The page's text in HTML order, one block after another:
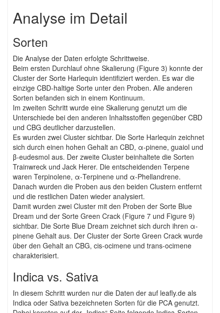
Analyse im Detail
Sorten
Die Analyse der Daten erfolgte Schrittweise.
Beim ersten Durchlauf ohne Skalierung (Figure 3) konnte der
Cluster der Sorte Harlequin identifiziert werden. Es war die
einzige CBD-haltige Sorte unter den Proben. Alle anderen
Sorten befanden sich in einem Kontinuum.
Im zweiten Schritt wurde eine Skalierung genutzt um die
Unterschiede bei den anderen Inhaltsstoffen gegenüber CBD
und CBG deutlicher darzustellen.
Es wurden zwei Cluster sichtbar. Die Sorte Harlequin zeichnet
sich durch einen hohen Gehalt an CBD, α-pinene, guaiol und
β-eudesmol aus. Der zweite Cluster beinhaltete die Sorten
Trainwreck und Jack Herer. Die entscheidenden Terpene
waren Terpinolene, α-Terpinene und α-Phellandrene.
Danach wurden die Proben aus den beiden Clustern entfernt
und die restlichen Daten wieder analysiert.
Damit wurden zwei Cluster mit den Proben der Sorte Blue
Dream und der Sorte Green Crack (Figure 7 und Figure 9)
sichtbar. Die Sorte Blue Dream zeichnet sich durch ihren α-
pinene Gehalt aus. Der Cluster der Sorte Green Crack wurde
über den Gehalt an CBG, cis-ocimene und trans-ocimene
charakterisiert.
Indica vs. Sativa
In diesem Schritt wurden nur die Daten der auf leafly.de als
Indica oder Sativa bezeichneten Sorten für die PCA genutzt.